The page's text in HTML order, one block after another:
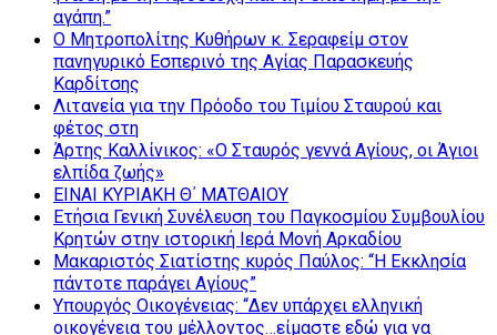
αγάπη.”
Ο Μητροπολίτης Κυθήρων κ. Σεραφείμ στον
πανηγυρικό Εσπερινό της Αγίας Παρασκευής
Καρδίτσης
Λιτανεία για την Πρόοδο του Τιμίου Σταυρού και
φέτος στη
Άρτης Καλλίνικος: «Ο Σταυρός γεννά Αγίους, οι Άγιοι
ελπίδα ζωής»
ΕΙΝΑΙ ΚΥΡΙΑΚΗ Θ΄ ΜΑΤΘΑΙΟΥ
Ετήσια Γενική Συνέλευση του Παγκοσμίου Συμβουλίου
Κρητών στην ιστορική Ιερά Μονή Αρκαδίου
Μακαριστός Σιατίστης κυρός Παύλος: “Η Εκκλησία
πάντοτε παράγει Αγίους”
Υπουργός Οικογένειας: “Δεν υπάρχει ελληνική
οικογένεια του μέλλοντος…είμαστε εδώ για να